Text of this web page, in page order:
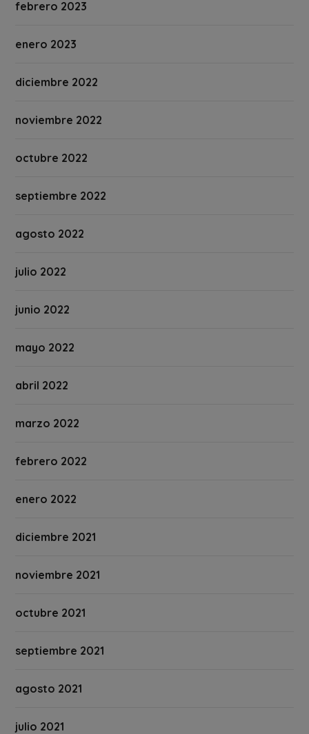
febrero 2023
enero 2023
diciembre 2022
noviembre 2022
octubre 2022
septiembre 2022
agosto 2022
julio 2022
junio 2022
mayo 2022
abril 2022
marzo 2022
febrero 2022
enero 2022
diciembre 2021
noviembre 2021
octubre 2021
septiembre 2021
agosto 2021
julio 2021